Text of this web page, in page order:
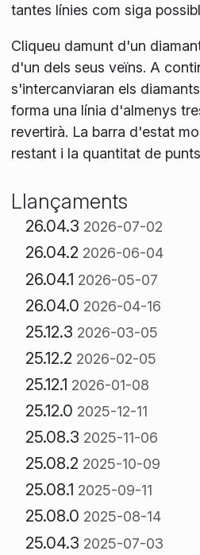
tantes línies com siga
Cliqueu damunt d'un
d'un dels seus veïns. A
s'intercanviaran els
forma una línia d'almenys
revertirà. La barra d'estat
restant i la quantitat de
Llançaments
26.04.3 2026-07-02
26.04.2 2026-06-04
26.04.1 2026-05-07
26.04.0 2026-04-16
25.12.3 2026-03-05
25.12.2 2026-02-05
25.12.1 2026-01-08
25.12.0 2025-12-11
25.08.3 2025-11-06
25.08.2 2025-10-09
25.08.1 2025-09-11
25.08.0 2025-08-14
25.04.3 2025-07-03